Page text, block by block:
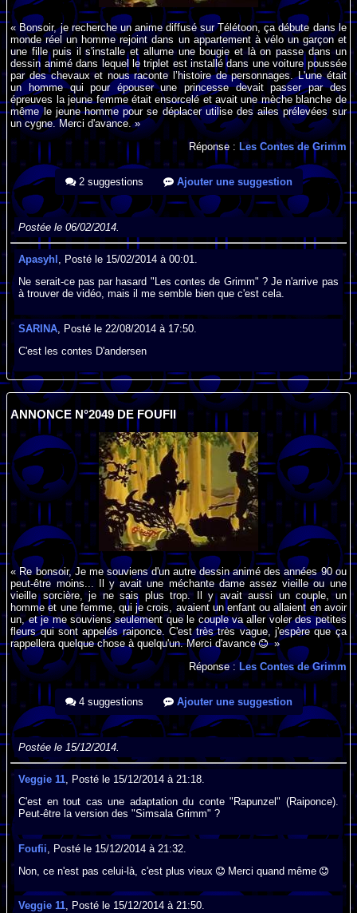
« Bonsoir, je recherche un anime diffusé sur Télétoon, ça débute dans le
monde réel un homme rejoint dans un appartement à vélo un garçon et
une fille puis il s'installe et allume une bougie et là on passe dans un
dessin animé dans lequel le triplet est installé dans une voiture poussée
par des chevaux et nous raconte l’histoire de personnages. L'une était
un homme qui pour épouser une princesse devait passer par des
épreuves la jeune femme était ensorcelé et avait une mèche blanche de
même le jeune homme pour se déplacer utilise des ailes prélevées sur
un cygne. Merci d'avance. »
Réponse : Les Contes de Grimm
2 suggestions Ajouter une suggestion
Postée le 06/02/2014.
Apasyhl , Posté le 15/02/2014 à 00:01.
Ne serait-ce pas par hasard "Les contes de Grimm" ? Je n'arrive pas
à trouver de vidéo, mais il me semble bien que c'est cela.
SARINA , Posté le 22/08/2014 à 17:50.
C'est les contes D'andersen
ANNONCE N°2049 DE FOUFII
« Re bonsoir, Je me souviens d'un autre dessin animé des années 90 ou
peut-être moins... Il y avait une méchante dame assez vieille ou une
vieille sorcière, je ne sais plus trop. Il y avait aussi un couple, un
homme et une femme, qui je crois, avaient un enfant ou allaient en avoir
un, et je me souviens seulement que le couple va aller voler des petites
fleurs qui sont appelés raiponce. C'est très très vague, j'espère que ça
rappellera quelque chose à quelqu'un. Merci d'avance
»
Réponse :Les Contes de Grimm
4 suggestions Ajouter une suggestion
Postée le 15/12/2014.
Veggie 11 , Posté le 15/12/2014 à 21:18.
C'est en tout cas une adaptation du conte "Rapunzel" (Raiponce).
Peut-être la version des "Simsala Grimm" ?
Foufii , Posté le 15/12/2014 à 21:32.
Non, ce n'est pas celui-là, c'est plus vieux
Merci quand même
Veggie 11, Posté le 15/12/2014 à 21:50.